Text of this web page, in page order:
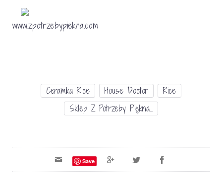
www.zpotrzebypiekna.com
Ceramika Rice House Doctor
Rice
Sklep Z Potrzeby Piękna...
Save